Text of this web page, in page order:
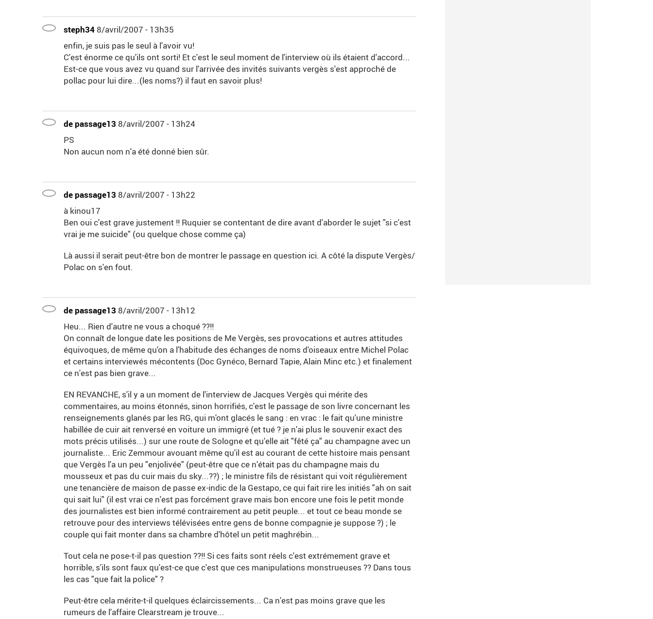
steph348/avril/2007 - 13h35
enfin, je suis pas le seul à l'avoir vu!
C'est énorme ce qu'ils ont sorti! Et c'est le seul moment de l'interview où ils étaient d'accord...
Est-ce que vous avez vu quand sur l'arrivée des invités suivants vergès s'est approché de
pollac pour lui dire...(les noms?) il faut en savoir plus!
de passage13 8/avril/2007 - 13h24
PS
Non aucun nom n'a été donné bien sûr.
de passage13 8/avril/2007 - 13h22
à kinou17
Ben oui c'est grave justement !! Ruquier se contentant de dire avant d'aborder le sujet "si c'est
vrai je me suicide" (ou quelque chose comme ça)
Là aussi il serait peut-être bon de montrer le passage en question ici. A côté la dispute Vergès/
Polac on s'en fout.
de passage13 8/avril/2007 - 13h12
Heu... Rien d'autre ne vous a choqué ??!!
On connaît de longue date les positions de Me Vergès, ses provocations et autres attitudes
équivoques, de même qu'on a l'habitude des échanges de noms d'oiseaux entre Michel Polac
et certains interviewés mécontents (Doc Gynéco, Bernard Tapie, Alain Minc etc.) et finalement
ce n'est pas bien grave...
EN REVANCHE, s'il y a un moment de l'interview de Jacques Vergès qui mérite des
commentaires, au moins étonnés, sinon horrifiés, c'est le passage de son livre concernant les
renseignements glanés par les RG, qui m'ont glacés le sang : en vrac : le fait qu'une ministre
habillée de cuir ait renversé en voiture un immigré (et tué ? je n'ai plus le souvenir exact des
mots précis utilisés...) sur une route de Sologne et qu'elle ait "fêté ça" au champagne avec un
journaliste... Eric Zemmour avouant même qu'il est au courant de cette histoire mais pensant
que Vergès l'a un peu "enjolivée" (peut-être que ce n'était pas du champagne mais du
mousseux et pas du cuir mais du sky...??) ; le ministre fils de résistant qui voit régulièrement
une tenancière de maison de passe ex-indic de la Gestapo, ce qui fait rire les initiés "ah on sait
qui sait lui" (il est vrai ce n'est pas forcément grave mais bon encore une fois le petit monde
des journalistes est bien informé contrairement au petit peuple... et tout ce beau monde se
retrouve pour des interviews télévisées entre gens de bonne compagnie je suppose ?) ; le
couple qui fait monter dans sa chambre d'hôtel un petit maghrébin...
Tout cela ne pose-t-il pas question ??!! Si ces faits sont réels c'est extrémement grave et
horrible, s'ils sont faux qu'est-ce que c'est que ces manipulations monstrueuses ?? Dans tous
les cas "que fait la police" ?
Peut-être cela mérite-t-il quelques éclaircissements... Ca n'est pas moins grave que les
rumeurs de l'affaire Clearstream je trouve...